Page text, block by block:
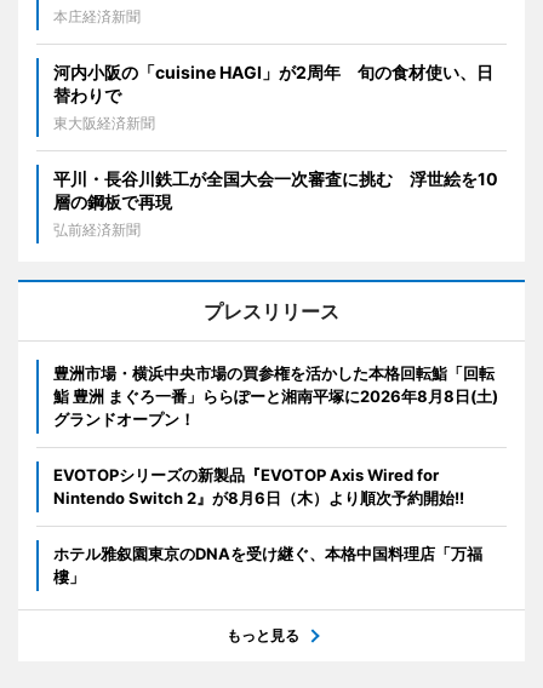
本庄経済新聞
河内小阪の「cuisine HAGI」が2周年 旬の食材使い、日
替わりで
東大阪経済新聞
平川・長谷川鉄工が全国大会一次審査に挑む 浮世絵を10
層の鋼板で再現
弘前経済新聞
プレスリリース
豊洲市場・横浜中央市場の買参権を活かした本格回転鮨「回転
鮨 豊洲 まぐろ一番」ららぽーと湘南平塚に2026年8月8日(土)
グランドオープン！
EVOTOPシリーズの新製品『EVOTOP Axis Wired for
Nintendo Switch 2』が8月6日（木）より順次予約開始!!
ホテル雅叙園東京のDNAを受け継ぐ、本格中国料理店「万福
樓」
もっと見る